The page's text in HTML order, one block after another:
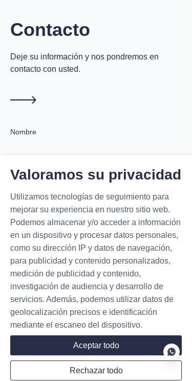
técnicos y aplicaciones.
Contacto
Nombre
Empresa
Correo electrónico
País
Sitio web
Deje su información y nos pondremos en
contacto con usted.
Valoramos su privacidad
Utilizamos tecnologías de seguimiento para
mejorar su experiencia en nuestro sitio web.
Podemos almacenar y/o acceder a información
en un dispositivo y procesar datos personales,
como su dirección IP y datos de navegación,
para publicidad y contenido personalizados,
medición de publicidad y contenido,
investigación de audiencia y desarrollo de
servicios. Además, podemos utilizar datos de
geolocalización precisos e identificación
mediante el escaneo del dispositivo.
Aceptar todo
Rechazar todo